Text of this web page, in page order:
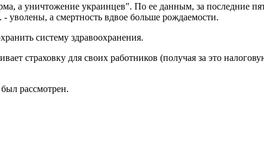
а уничтожение украинцев". По ее данным, за последние
а смертность вдвое больше рождаемости.
систему здравоохранения.
страховку для своих работников (получая за это
рассмотрен.